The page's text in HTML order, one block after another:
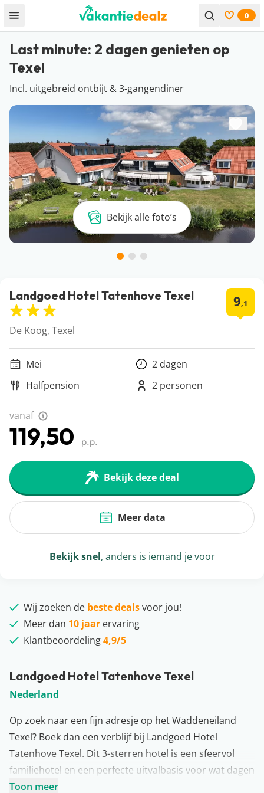
Open menu Bekijk
0
Last minute: 2 dagen genieten op
Texel
Incl. uitgebreid ontbijt & 3-gangendiner
Bekijk alle foto’s
Landgoed Hotel Tatenhove Texel
Nederland
Op zoek naar een fijn adresje op het Waddeneiland
Texel? Boek dan een verblijf bij Landgoed Hotel
Tatenhove Texel. Dit 3-sterren hotel is een sfeervol
familiehotel en een perfecte uitvalbasis voor wat dagen
op het eiland. Het hotel is gevestigd in de badplaats De
Toon meer
Landgoed Hotel Tatenhove Texel 9,1
De Koog, Texel
Mei
2 dagen
Halfpension
2 personen
vanaf
119,50 p.p.
Bekijk deze deal
Meer data
Bekijk snel, anders is iemand je voor
Wij zoeken de beste dealsvoor jou!
Meer dan 10 jaar ervaring
Klantbeoordeling4,9/5